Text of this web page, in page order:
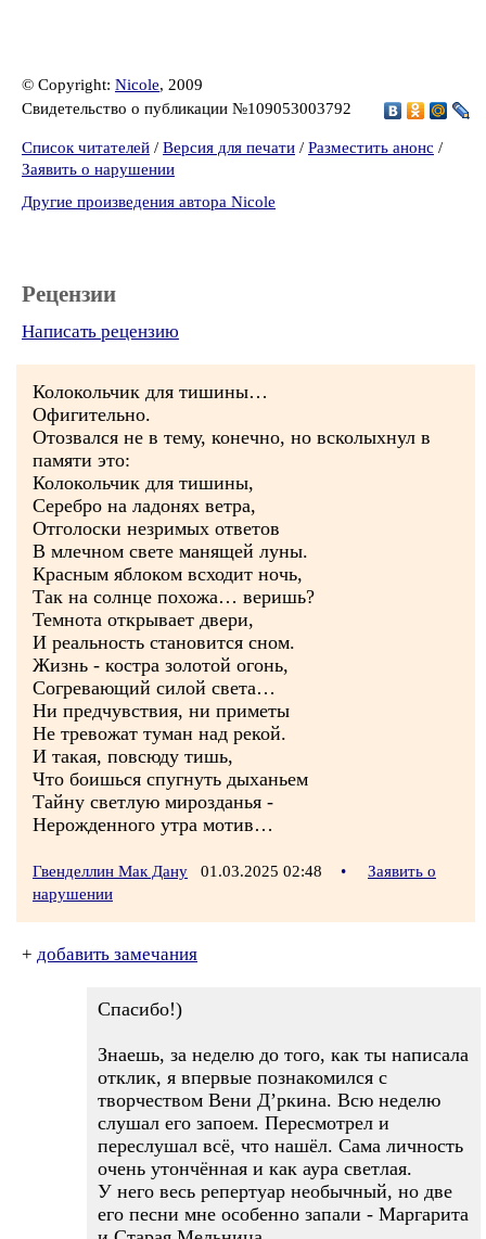
© Copyright: Nicole, 2009
Свидетельство о публикации №109053003792
Список читателей / Версия для печати / Разместить анонс /
Заявить о нарушении
Другие произведения автора Nicole
Рецензии
Написать рецензию
Колокольчик для тишины…
Офигительно.
Отозвался не в тему, конечно, но всколыхнул в
памяти это:
Колокольчик для тишины,
Серебро на ладонях ветра,
Отголоски незримых ответов
В млечном свете манящей луны.
Красным яблоком всходит ночь,
Так на солнце похожа… веришь?
Темнота открывает двери,
И реальность становится сном.
Жизнь - костра золотой огонь,
Согревающий силой света…
Ни предчувствия, ни приметы
Не тревожат туман над рекой.
И такая, повсюду тишь,
Что боишься спугнуть дыханьем
Тайну светлую мирозданья -
Нерожденного утра мотив…
Гвенделлин Мак Дану 01.03.2025 02:48 •
Заявить о
нарушении
+ добавить замечания
Спасибо!)
Знаешь, за неделю до того, как ты написала
отклик, я впервые познакомился с
творчеством Вени Д’ркина. Всю неделю
слушал его запоем. Пересмотрел и
переслушал всё, что нашёл. Сама личность
очень утончённая и как аура светлая.
У него весь репертуар необычный, но две
его песни мне особенно запали - Маргарита